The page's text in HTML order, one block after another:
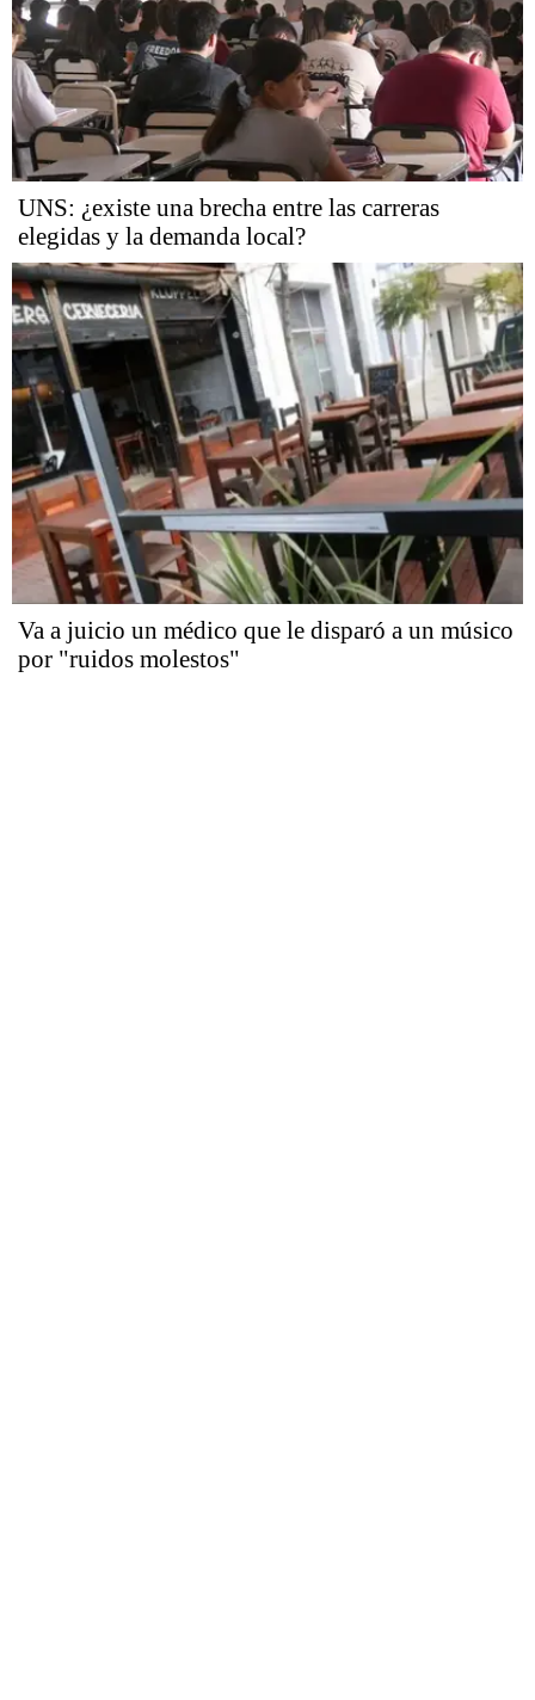
UNS: ¿existe una brecha entre las carreras
elegidas y la demanda local?
Va a juicio un médico que le disparó a un músico
por "ruidos molestos"